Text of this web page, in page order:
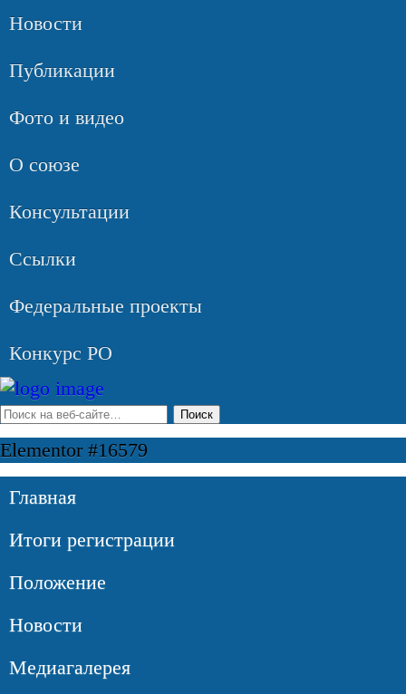
Новости
Публикации
Фото и видео
О союзе
Консультации
Ссылки
Федеральные проекты
Конкурс РО
Elementor #16579
Главная
Итоги регистрации
Положение
Новости
Медиагалерея